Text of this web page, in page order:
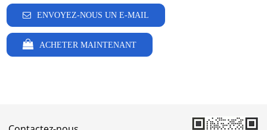
ENVOYEZ-NOUS UN E-MAIL
ACHETER MAINTENANT